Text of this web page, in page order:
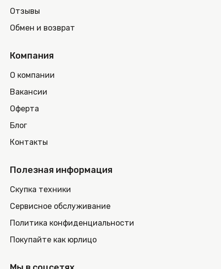
Отзывы
Обмен и возврат
Компания
О компании
Вакансии
Оферта
Блог
Контакты
Полезная информация
Скупка техники
Сервисное обслуживание
Политика конфиденциальности
Покупайте как юрлицо